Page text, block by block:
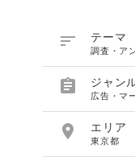
 テーマ
調査・ア
 ジャン
広告・マ
 エリア
東京都